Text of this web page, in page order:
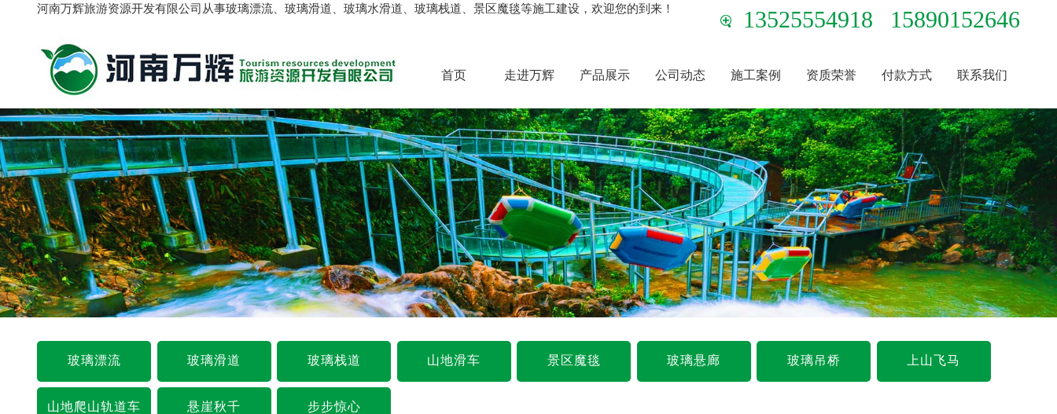
河南万辉旅游资源开发有限公司从事玻璃漂流、玻璃滑道、玻璃水滑道、玻璃栈道、景区魔毯等施工建设，欢迎您的到来！ 13525554918 15890152646
首页 走进万辉 产品展示 公司动态 施工案例 资质荣誉 付款方式 联系我们
玻璃漂流 玻璃滑道 玻璃栈道 山地滑车 景区魔毯 玻璃悬廊 玻璃吊桥 上山飞马
山地爬山轨道车 悬崖秋千 步步惊心